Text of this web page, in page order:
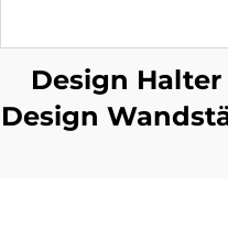
Design
Design